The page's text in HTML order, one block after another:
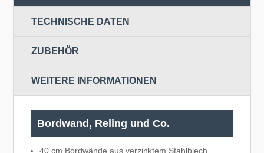
TECHNISCHE DATEN
ZUBEHÖR
WEITERE INFORMATIONEN
Bordwand, Reling und Co.
40 cm Bordwände aus verzinktem Stahlblech,